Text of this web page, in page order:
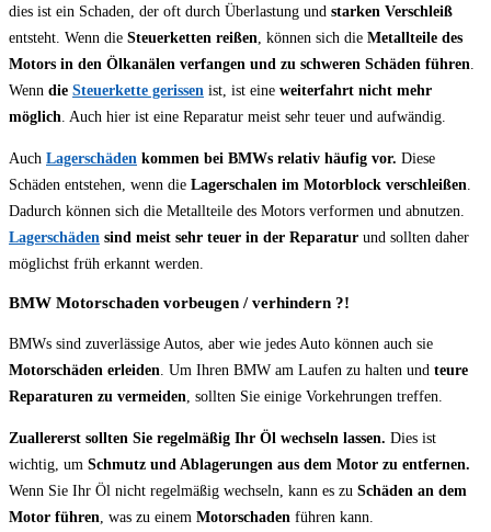
dies ist ein Schaden, der oft durch Überlastung und starken Verschleiß
entsteht. Wenn die Steuerketten reißen , können sich die Metallteile des
Motors in den Ölkanälen verfangen und zu schweren Schäden führen
Wenn die Steuerkette gerissen ist, ist eine weiterfahrt nicht mehr
möglich . Auch hier ist eine Reparatur meist sehr teuer und aufwändig.
Auch Lagerschäden kommen bei BMWs relativ häufig vor. Diese
Schäden entstehen, wenn die Lagerschalen im Motorblock verschleißen
Dadurch können sich die Metallteile des Motors verformen und abnutzen.
Lagerschäden sind meist sehr teuer in der Reparatur und sollten daher
möglichst früh erkannt werden.
BMW Motorschaden vorbeugen / verhindern ?!
BMWs sind zuverlässige Autos, aber wie jedes Auto können auch sie
Motorschäden erleiden . Um Ihren BMW am Laufen zu halten und teure
Reparaturen zu vermeiden , sollten Sie einige Vorkehrungen treffen.
Zuallererst sollten Sie regelmäßig Ihr Öl wechseln lassen. Dies ist
wichtig, um Schmutz und Ablagerungen aus dem Motor zu entfernen.
Wenn Sie Ihr Öl nicht regelmäßig wechseln, kann es zu Schäden an dem
Motor führen , was zu einem Motorschaden führen kann.